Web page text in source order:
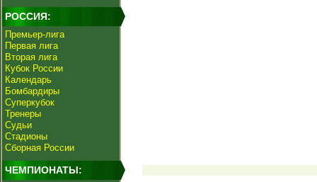
РОССИЯ:
Премьер-лига
Первая лига
Вторая лига
Кубок России
Календарь
Бомбардиры
Суперкубок
Тренеры
Судьи
Стадионы
Сборная России
ЧЕМПИОНАТЫ: